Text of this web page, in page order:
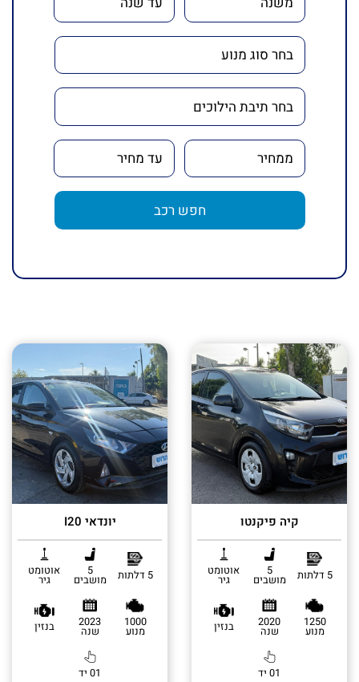
חפש רכב
קיה פיקנטו
5 דלתות 5
מושבים
אוטומט
גיר
1250
מנוע
2020
שנה בנזין
01 יד
יונדאי I20
5 דלתות 5
מושבים
אוטומט
גיר
1000
מנוע
2023
שנה בנזין
01 יד